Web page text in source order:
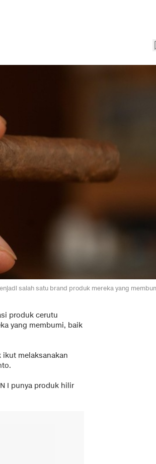
salah satu brand produk mereka yang
produk cerutu
yang membumi, baik
ikut melaksanakan
I punya produk hilir